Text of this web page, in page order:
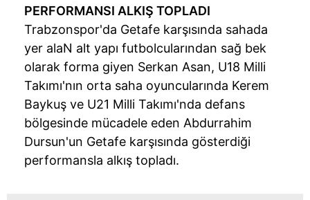
PERFORMANSI ALKIŞ TOPLADI
Trabzonspor'da Getafe karşısında sahada
yer alaN alt yapı futbolcularından sağ bek
olarak forma giyen Serkan Asan, U18 Milli
Takımı'nın orta saha oyuncularında Kerem
Baykuş ve U21 Milli Takımı'nda defans
bölgesinde mücadele eden Abdurrahim
Dursun'un Getafe karşısında gösterdiği
performansla alkış topladı.